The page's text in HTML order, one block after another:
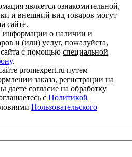
является ознакомительной,
и внешний вид товаров могут
сайте.
информации о наличии и
и (или) услуг, пожалуйста,
с помощью специальной
.
promexpert.ru путем
заказа, регистрации на
согласие на обработку
с Политикой
Пользовательского